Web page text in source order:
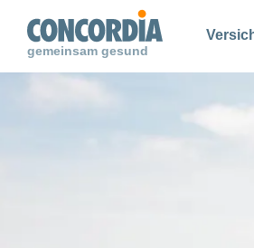
gemeinsam gesund
Suche
Suche
Suche